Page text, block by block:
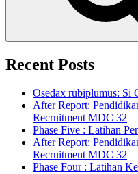
Recent Posts
Osedax rubiplumus: Si
After Report:
Recruitment MDC 32
Phase Five : Latihan
After Report:
Recruitment MDC 32
Phase Four : Latihan